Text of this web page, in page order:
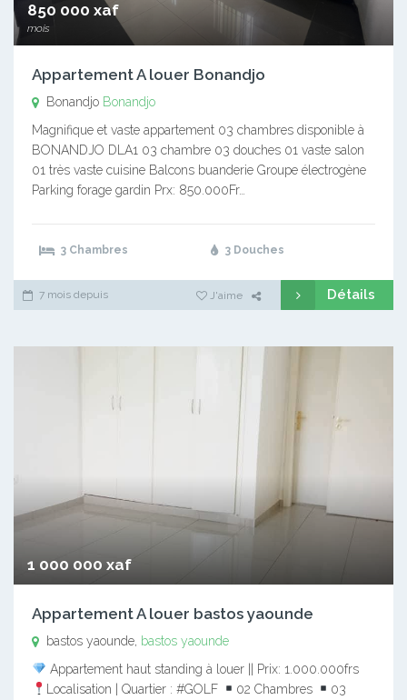
850 000 xaf
mois
Appartement A louer Bonandjo
Bonandjo Bonandjo
Magnifique et vaste appartement 03 chambres disponible à
BONANDJO DLA1 03 chambre 03 douches 01 vaste salon
01 très vaste cuisine Balcons buanderie Groupe électrogène
Parking forage gardin Prx: 850.000Fr…
3 Chambres 3 Douches
7 mois depuis J'aime Détails
1 000 000 xaf
Appartement A louer bastos yaounde
bastos yaounde, bastos yaounde
Appartement haut standing à louer || Prix: 1.000.000frs
Localisation | Quartier : #GOLF
02 Chambres
03